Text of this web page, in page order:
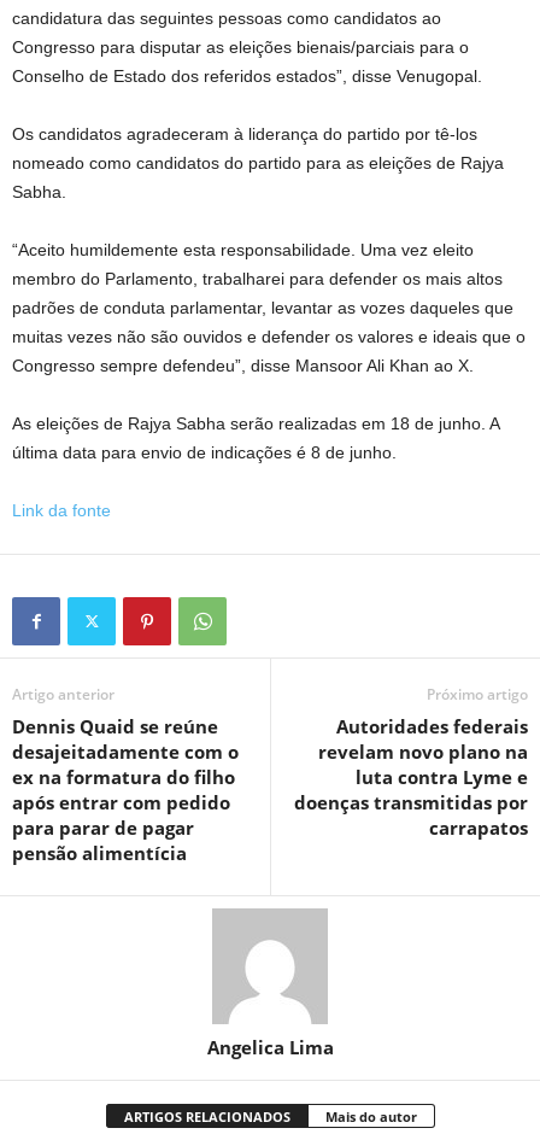
candidatura das seguintes pessoas como candidatos ao
Congresso para disputar as eleições bienais/parciais para o
Conselho de Estado dos referidos estados”, disse Venugopal.
Os candidatos agradeceram à liderança do partido por tê-los
nomeado como candidatos do partido para as eleições de Rajya
Sabha.
“Aceito humildemente esta responsabilidade. Uma vez eleito
membro do Parlamento, trabalharei para defender os mais altos
padrões de conduta parlamentar, levantar as vozes daqueles que
muitas vezes não são ouvidos e defender os valores e ideais que o
Congresso sempre defendeu”, disse Mansoor Ali Khan ao X.
As eleições de Rajya Sabha serão realizadas em 18 de junho. A
última data para envio de indicações é 8 de junho.
Link da fonte
Artigo anterior
Dennis Quaid se reúne
desajeitadamente com o
ex na formatura do filho
após entrar com pedido
para parar de pagar
pensão alimentícia
Próximo artigo
Autoridades federais
revelam novo plano na
luta contra Lyme e
doenças transmitidas por
carrapatos
Angelica Lima
ARTIGOS RELACIONADOS Mais do autor